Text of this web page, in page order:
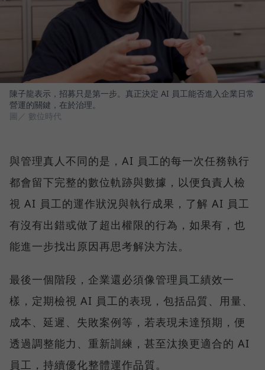
陳子龍表示，招募只是第一步。真正決定 AI 員工能否進入企業日常
營運的關鍵，在於治理。
圖／ 數位時代
與管理真人不同的是，AI 員工的每一次任務執行
都會留下完整的數位軌跡與數據，以便負責人檢
視 AI 員工的運作狀況與執行成果，了解 AI 員工
有沒有出錯或做了超出權限的行為，如果有，也
能進一步找出原因再思考解決方法。
最後一個階段，企業還必須像管理員工績效一
樣，定期檢視 AI 員工的表現，包括品質、用量、
成本、延遲、失敗案例等，若表現未達預期，便
透過調整能力、重新訓練，甚至汰換更適合的 AI
員工，持續優化整體運作品質。